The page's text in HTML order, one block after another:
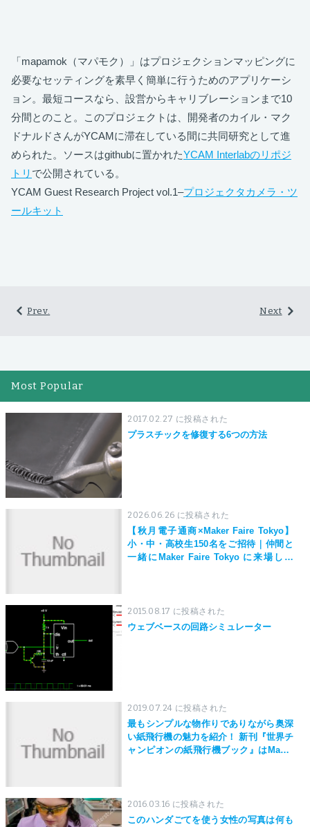
「mapamok（マパモク）」はプロジェクションマッピングに
必要なセッティングを素早く簡単に行うためのアプリケーシ
ョン。最短コースなら、設営からキャリブレーションまで10
分間とのこと。このプロジェクトは、開発者のカイル・マク
ドナルドさんがYCAMに滞在している間に共同研究として進
められた。ソースはgithubに置かれたYCAM Interlabのリポジ
トリ で公開されている。
YCAM Guest Research Project vol.1–プロジェクタカメラ・ツ
ールキット
Next
Prev.
Most Popular
2017.02.27 に投稿された
プラスチックを修復する6つの方法
2026.06.26 に投稿された
【秋月電子通商×Maker Faire Tokyo】
小・中・高校生150名をご招待｜仲間と
一緒にMaker Faire Tokyo に来場しよ
2015.08.17 に投稿された
ウェブベースの回路シミュレーター
2019.07.24 に投稿された
最もシンプルな物作りでありながら奥深
い紙飛行機の魅力を紹介！ 新刊『世界チ
ャンピオンの紙飛行機ブック』はMaker
2016.03.16 に投稿された
このハンダごてを使う女性の写真は何も